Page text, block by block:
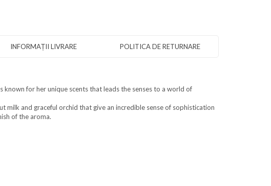
INFORMAȚII LIVRARE POLITICA DE RETURNARE
known for her unique scents that leads the senses to a world of
milk and graceful orchid that give an incredible sense of sophistication
of the aroma.